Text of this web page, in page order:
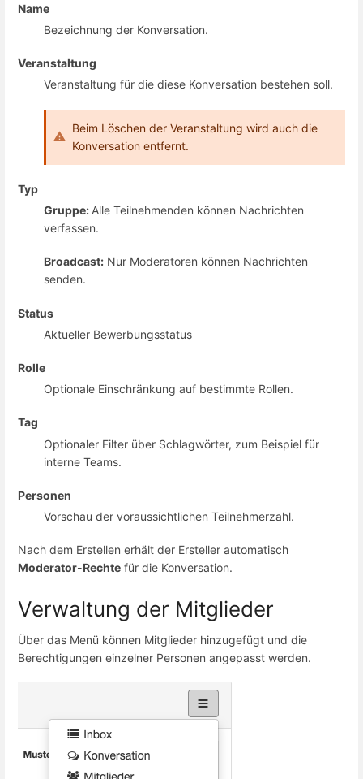
Name
Bezeichnung der Konversation.
Veranstaltung
Veranstaltung für die diese Konversation bestehen soll.
Beim Löschen der Veranstaltung wird auch die
Konversation entfernt.
Typ
Gruppe: Alle Teilnehmenden können Nachrichten
verfassen.
Broadcast: Nur Moderatoren können Nachrichten
senden.
Status
Aktueller Bewerbungsstatus
Rolle
Optionale Einschränkung auf bestimmte Rollen.
Tag
Optionaler Filter über Schlagwörter, zum Beispiel für
interne Teams.
Personen
Vorschau der voraussichtlichen Teilnehmerzahl.
Nach dem Erstellen erhält der Ersteller automatisch
Moderator-Rechte für die Konversation.
Verwaltung der Mitglieder
Über das Menü können Mitglieder hinzugefügt und die
Berechtigungen einzelner Personen angepasst werden.